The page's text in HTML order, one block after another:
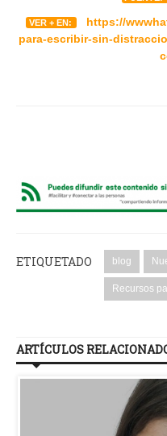
VER + EN:
https://
para-escribir-sin-
ETIQUETADO blog
Recursos
ARTÍCULOS